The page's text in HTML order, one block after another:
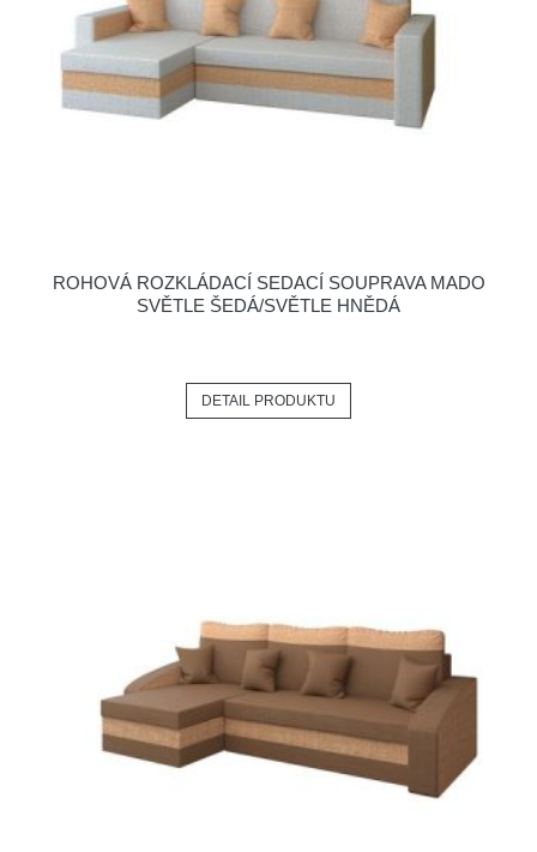
ROHOVÁ ROZKLÁDACÍ SEDACÍ SOUPRAVA MADO
SVĚTLE ŠEDÁ/SVĚTLE HNĚDÁ
DETAIL PRODUKTU